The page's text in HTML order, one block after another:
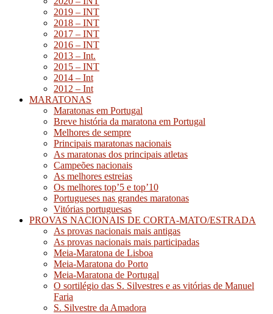
2019 – INT
2018 – INT
2017 – INT
2016 – INT
2013 – Int.
2015 – INT
2014 – Int
2012 – Int
MARATONAS
Maratonas em Portugal
Breve história da maratona em Portugal
Melhores de sempre
Principais maratonas nacionais
As maratonas dos principais atletas
Campeões nacionais
As melhores estreias
Os melhores top’5 e top’10
Portugueses nas grandes maratonas
Vitórias portuguesas
PROVAS NACIONAIS DE CORTA-MATO/ESTRADA
As provas nacionais mais antigas
As provas nacionais mais participadas
Meia-Maratona de Lisboa
Meia-Maratona do Porto
Meia-Maratona de Portugal
O sortilégio das S. Silvestres e as vitórias de Manuel
Faria
S. Silvestre da Amadora